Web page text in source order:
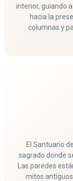
interior, guiando
hacia la
columnas y
El Santuario
sagrado donde
Las paredes
mitos